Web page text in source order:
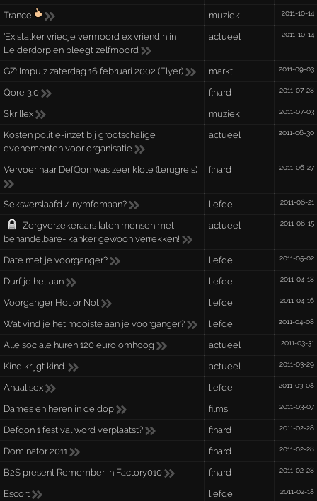
Trance muziek 2011-10-14
'Ex stalker vriedje vermoord ex vriendin in
Leiderdorp en pleegt zelfmoord
actueel 2011-10-14
GZ: Impulz zaterdag 16 februari 2002 (Flyer) markt 2011-09-03
Qore 3.0 f:hard 2011-07-28
Skrillex muziek 2011-07-03
Kosten politie-inzet bij grootschalige
evenementen voor organisatie
actueel 2011-06-30
Vervoer naar DefQon was zeer klote (terugreis) f:hard 2011-06-27
Seksverslaafd / nymfomaan? liefde 2011-06-21
Zorgverzekeraars laten mensen met -
behandelbare- kanker gewoon verrekken!
actueel 2011-06-15
Date met je voorganger? liefde 2011-05-02
Durf je het aan liefde 2011-04-18
Voorganger Hot or Not liefde 2011-04-16
Wat vind je het mooiste aan je voorganger? liefde 2011-04-08
Alle sociale huren 120 euro omhoog actueel 2011-03-31
Kind krijgt kind. actueel 2011-03-29
Anaal sex liefde 2011-03-08
Dames en heren in de dop films 2011-03-07
Defqon 1 festival word verplaatst? f:hard 2011-02-28
Dominator 2011 f:hard 2011-02-28
B2S present Remember in Factory010 f:hard 2011-02-28
Escort liefde 2011-02-18